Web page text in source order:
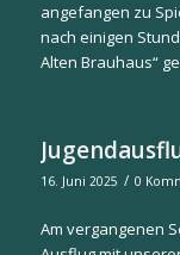
angefangen zu
nach einigen
Alten Brauhaus“
16. Juni 2025 / 0
Am vergangenen